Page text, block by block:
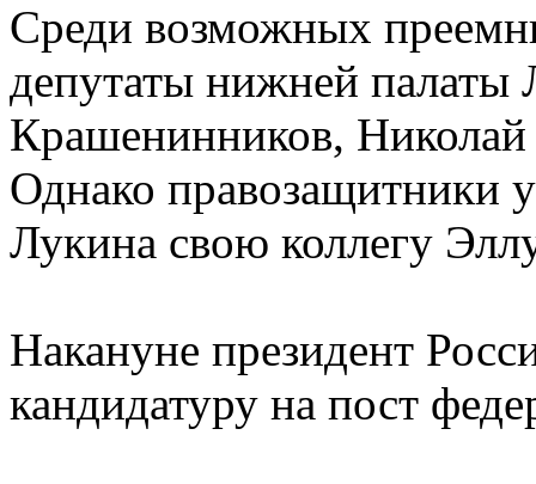
Среди возможных
депутаты нижней
Крашенинников, Николай
Однако правозащитники
Лукина свою коллегу
Накануне президент
кандидатуру на пост